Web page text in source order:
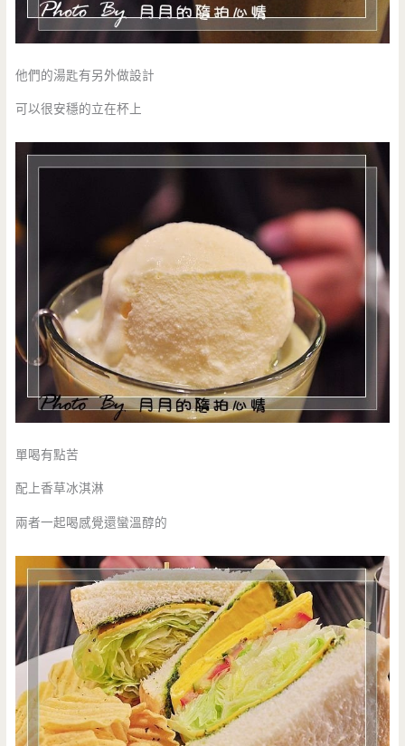
他們的湯匙有另外做設計
可以很安穩的立在杯上
單喝有點苦
配上香草冰淇淋
兩者一起喝感覺還蠻溫醇的